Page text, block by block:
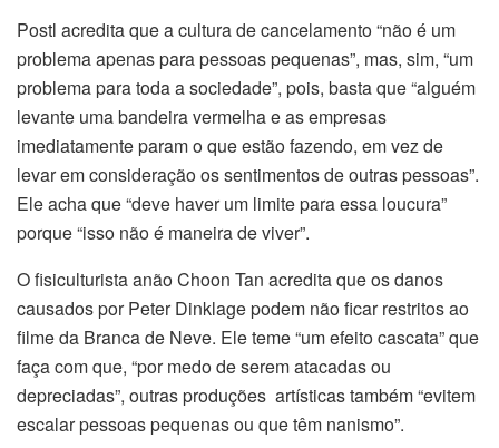
Postl acredita que a cultura de cancelamento “não é um
problema apenas para pessoas pequenas”, mas, sim, “um
problema para toda a sociedade”, pois, basta que “alguém
levante uma bandeira vermelha e as empresas
imediatamente param o que estão fazendo, em vez de
levar em consideração os sentimentos de outras pessoas”.
Ele acha que “deve haver um limite para essa loucura”
porque “isso não é maneira de viver”.
O fisiculturista anão Choon Tan acredita que os danos
causados por Peter Dinklage podem não ficar restritos ao
filme da Branca de Neve. Ele teme “um efeito cascata” que
faça com que, “por medo de serem atacadas ou
depreciadas”, outras produções artísticas também “evitem
escalar pessoas pequenas ou que têm nanismo”.